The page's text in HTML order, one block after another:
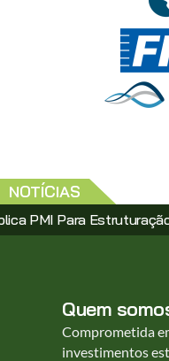
NOTÍCIAS
Estruturação Do
Quem
Comprometida
investimentos